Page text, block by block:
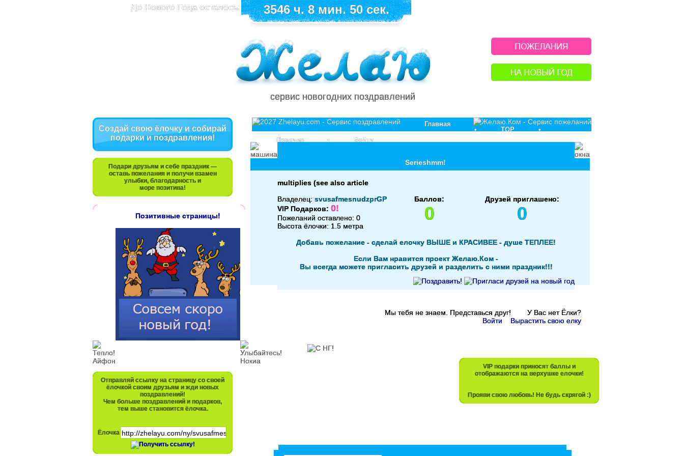
До Нового Года осталось: 3546 ч. 8 мин. 49 сек.
сервис новогодних поздравлений
Создай свою ёлочку и собирай
подарки и поздравления!
Подари друзьям и себе праздник —
оставь пожелания и получи взамен
улыбки, благодарность и
море позитива!
Позитивные страницы!
Отправляй ссылку на страницу со своей
ёлочкой своим друзьям и жди новых
поздравлений!
Чем больше поздравлений и подарков,
тем выше становится ёлочка.
Ёлочка
Главная
• TOP
•
Правила
• Войти
Serieshmm!
multiplies (see also article
Владелец: svusafmesnudzprGP
VIP Подарков: 0!
Пожеланий оставлено: 0
Высота ёлочки: 1.5 метра
Баллов:
0
Друзей приглашено:
0
Добавь пожелание - сделай елочку ВЫШЕ и КРАСИВЕЕ - душе ТЕПЛЕЕ!
Если Вам нравится проект Желаю.Ком -
Вы всегда можете пригласить друзей и разделить с ними праздник!!!
VIP подарки приносят баллы и
отображаются на верхушке елочки!
Прояви свою любовь! Не будь скрягой :)
Мы тебя не знаем. Представься друг! У Вас нет Ёлки?
Войти
Вырастить свою елку